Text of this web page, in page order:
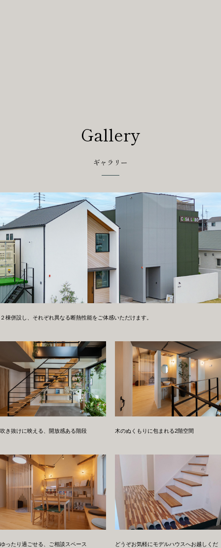
Gallery
ギャラリー
２棟併設し、それぞれ異なる断熱性能をご体感いただけます。
吹き抜けに映える、開放感ある階段 木のぬくもりに包まれる2階空間
ゆったり過ごせる、ご相談スペース どうぞお気軽にモデルハウスへお越しくだ